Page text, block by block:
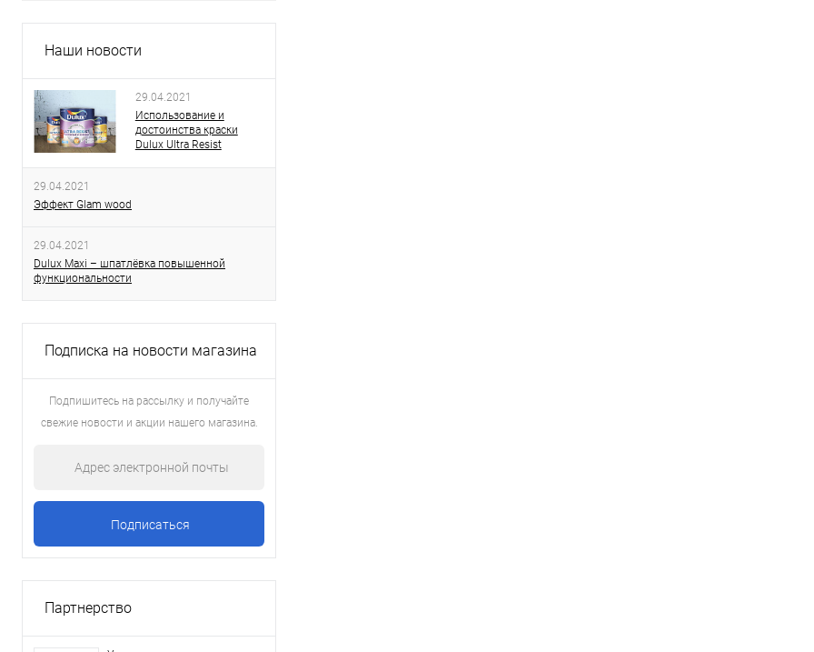
Наши новости
29.04.2021
Использование и
достоинства краски
Dulux Ultra Resist
29.04.2021
Эффект Glam wood
29.04.2021
Dulux Maxi – шпатлёвка повышенной
функциональности
Подписка на новости магазина
Подпишитесь на рассылку и получайте
свежие новости и акции нашего магазина.
Партнерство